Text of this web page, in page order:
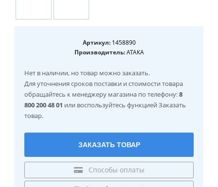
Артикул:1458890
Производитель:АТАКА
Нет в наличии, но товар можно заказать.
Для уточнения сроков поставки и стоимости товара
обращайтесь к менеджеру магазина по телефону:8
800 200 48 01 или воспользуйтесь функцией Заказать
товар.
ЗАКАЗАТЬ ТОВАР
Способы оплаты